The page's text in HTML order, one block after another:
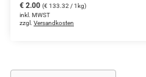
€ 2.00 (€ 133.32 / 1kg)
inkl. MWST
zzgl. Versandkosten